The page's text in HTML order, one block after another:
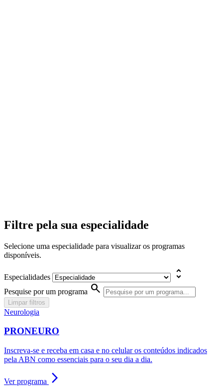
Filtre pela sua especialidade
Selecione uma especialidade para visualizar os programas
disponíveis.
Especialidades unfold_more
Pesquise por um programa search
Limpar filtros
Neurologia
PRONEURO
Inscreva-se e receba em casa e no celular os conteúdos indicados
pela ABN como essenciais para o seu dia a dia.
Ver programa arrow_forward_ios